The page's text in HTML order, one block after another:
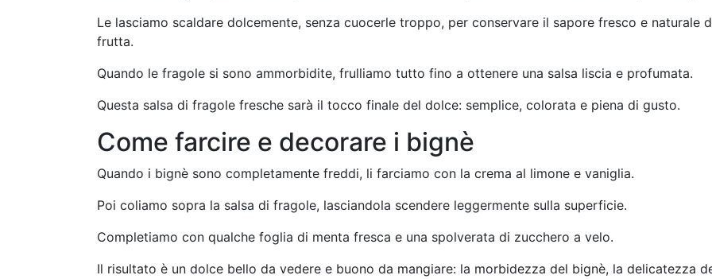
Le lasciamo scaldare dolcemente, senza cuocerle troppo, per conservare il sapore fresco e naturale
frutta.
Quando le fragole si sono ammorbidite, frulliamo tutto fino a ottenere una salsa liscia e profumata.
Questa salsa di fragole fresche sarà il tocco finale del dolce: semplice, colorata e piena di gusto.
Come farcire e decorare i bignè
Quando i bignè sono completamente freddi, li farciamo con la crema al limone e vaniglia.
Poi coliamo sopra la salsa di fragole, lasciandola scendere leggermente sulla superficie.
Completiamo con qualche foglia di menta fresca e una spolverata di zucchero a velo.
Il risultato è un dolce bello da vedere e buono da mangiare: la morbidezza del bignè, la delicatezza